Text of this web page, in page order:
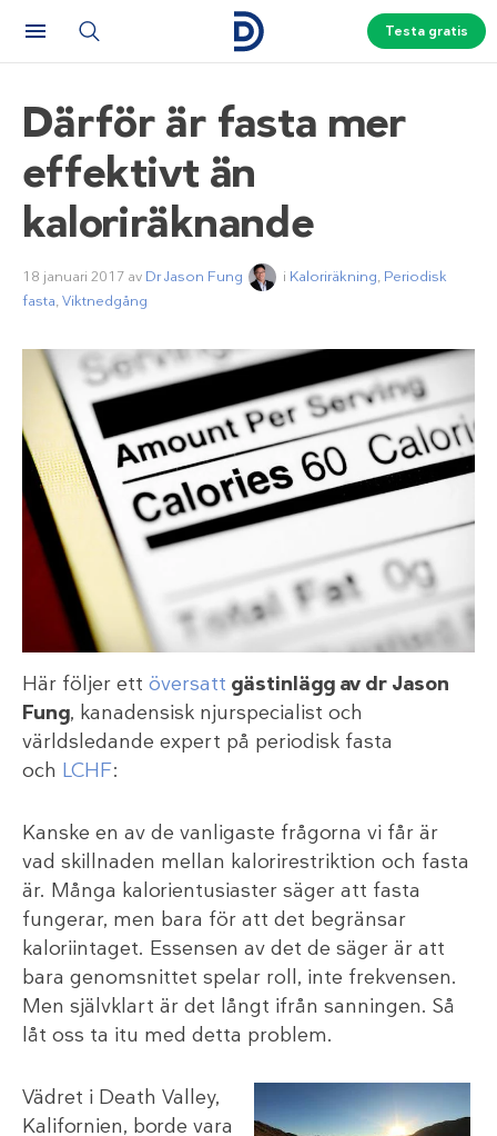
Testa gratis
Därför är fasta mer
effektivt än
kaloriräknande
18 januari 2017 av Dr Jason Fung i Kaloriräkning, Periodisk
fasta,Viktnedgång
Här följer ett översatt gästinlägg av dr Jason
Fung, kanadensisk njurspecialist och
världsledande expert på periodisk fasta
och LCHF:
Kanske en av de vanligaste frågorna vi får är
vad skillnaden mellan kalorirestriktion och fasta
är. Många kalorientusiaster säger att fasta
fungerar, men bara för att det begränsar
kaloriintaget. Essensen av det de säger är att
bara genomsnittet spelar roll, inte frekvensen.
Men självklart är det långt ifrån sanningen. Så
låt oss ta itu med detta problem.
Vädret i Death Valley,
Kalifornien, borde vara